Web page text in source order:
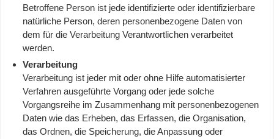
Betroffene Person ist jede identifizierte oder identifizierbare
natürliche Person, deren personenbezogene Daten von
dem für die Verarbeitung Verantwortlichen verarbeitet
werden.
Verarbeitung
Verarbeitung ist jeder mit oder ohne Hilfe automatisierter
Verfahren ausgeführte Vorgang oder jede solche
Vorgangsreihe im Zusammenhang mit personenbezogenen
Daten wie das Erheben, das Erfassen, die Organisation,
das Ordnen, die Speicherung, die Anpassung oder